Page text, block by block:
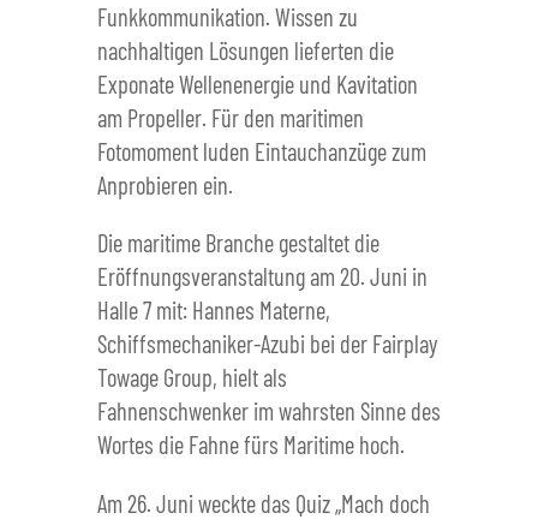
Funkkommunikation. Wissen zu
nachhaltigen Lösungen lieferten die
Exponate Wellenenergie und Kavitation
am Propeller. Für den maritimen
Fotomoment luden Eintauchanzüge zum
Anprobieren ein.
Die maritime Branche gestaltet die
Eröffnungsveranstaltung am 20. Juni in
Halle 7 mit: Hannes Materne,
Schiffsmechaniker-Azubi bei der Fairplay
Towage Group, hielt als
Fahnenschwenker im wahrsten Sinne des
Wortes die Fahne fürs Maritime hoch.
Am 26. Juni weckte das Quiz „Mach doch